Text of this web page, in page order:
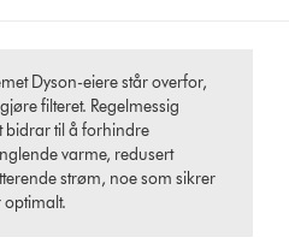
Dyson-eiere står overfor,
filteret. Regelmessig
bidrar til å forhindre
varme, redusert
strøm, noe som sikrer
optimalt.